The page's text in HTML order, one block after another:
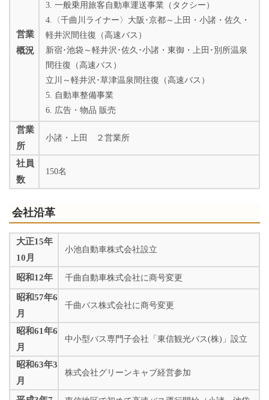
営業
概況
3. 一般乗用旅客自動車運送事業（タクシー）
4.〈千曲川ライナー〉大阪･京都～上田・小諸・佐久・
軽井沢間往復（高速バス）
新宿･池袋～軽井沢･佐久･小諸・東御・上田･別所温泉
間往復（高速バス）
立川～軽井沢･草津温泉間往復（高速バス）
5. 自動車整備事業
6. 広告・物品 販売
営業
所
小諸・上田 ２営業所
社員
数
150名
会社沿革
大正15年
10月
小池自動車株式会社設立
昭和12年 千曲自動車株式会社に商号変更
昭和57年6
月
千曲バス株式会社に商号変更
昭和61年6
月
中小型バス専門子会社「東信観光バス(株)」設立
昭和63年3
月
株式会社グリーンキャブ経営参加